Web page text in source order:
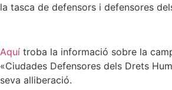
la tasca de defensors i defensores
Aquí troba la informació sobre la
«Ciudades Defensores dels Drets
seva alliberació.